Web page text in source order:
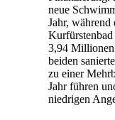
neue
Jahr, während
3,94
beiden
zu einer
Jahr führen
niedrigen